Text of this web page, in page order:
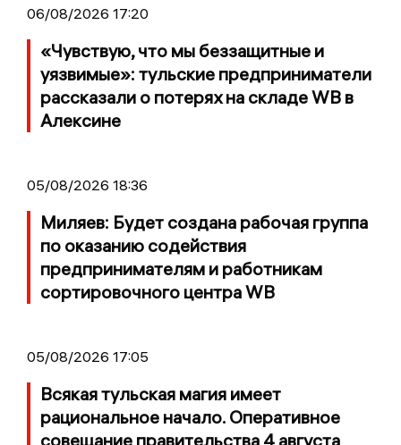
06/08/2026 17:20
«Чувствую, что мы беззащитные и
уязвимые»: тульские предприниматели
рассказали о потерях на складе WB в
Алексине
05/08/2026 18:36
Миляев: Будет создана рабочая группа
по оказанию содействия
предпринимателям и работникам
сортировочного центра WB
05/08/2026 17:05
Всякая тульская магия имеет
рациональное начало. Оперативное
совещание правительства 4 августа